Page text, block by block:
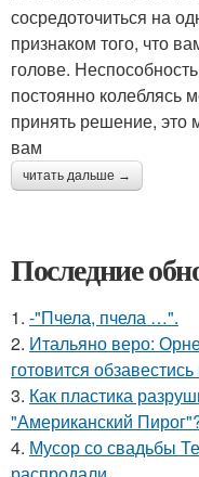
сосредоточиться на
признаком того, что
голове.
постоянно колеблясь
принять решение, это
вам
читать дальше →
Последние
1. -"Пчела, пчела …".
2. Итальяно веро:
готовится
3. Как пластика
"Американский
4. Мусор со свадьбы